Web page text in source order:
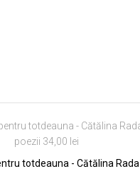
totdeauna - Cătălina Rada